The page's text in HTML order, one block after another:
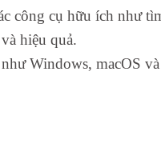
công cụ hữu ích như
hiệu quả.
Windows, macOS